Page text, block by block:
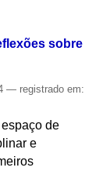
sobre
— registrado em:
de
e